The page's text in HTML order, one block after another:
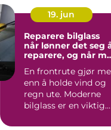
19. jun
Reparere bilglass
når lønner det seg
reparere, og når
En frontrute gjør
enn å holde vind og
regn ute. Moderne
bilglass er en viktig